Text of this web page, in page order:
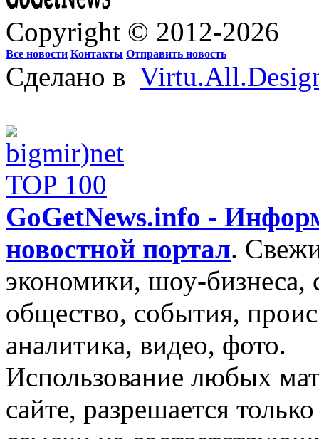
Copyright © 2012-2026
Все новости Контакты Отправить новость
Сделано в
GoGetNews.info -
новостной портал.
экономики, шоу-бизнеса,
общество, события,
аналитика, видео, фото.
Использование любых
сайте, разрешается